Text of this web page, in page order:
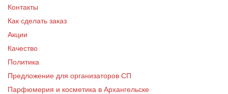
Контакты
Как сделать заказ
Акции
Качество
Политика
Предложение для организаторов СП
Парфюмерия и косметика в Архангельске